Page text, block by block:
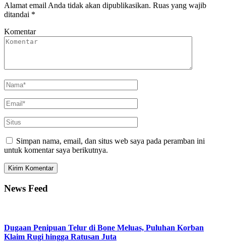
Alamat email Anda tidak akan dipublikasikan. Ruas yang wajib
ditandai *
Komentar
Simpan nama, email, dan situs web saya pada peramban ini
untuk komentar saya berikutnya.
News Feed
Dugaan Penipuan Telur di Bone Meluas, Puluhan Korban
Klaim Rugi hingga Ratusan Juta